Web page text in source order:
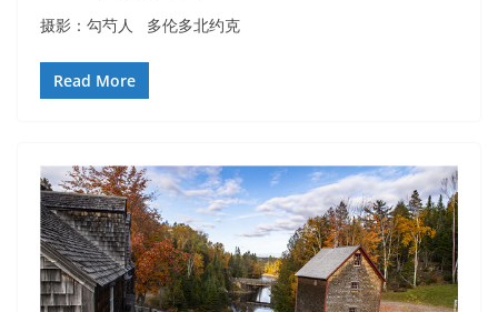
摄影：勾芍人 多伦多北约克
Read More